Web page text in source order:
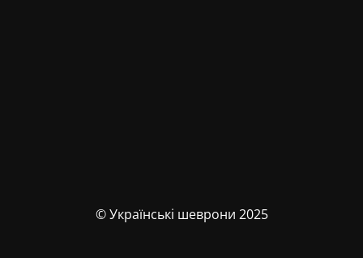
© Українські шеврони 2025